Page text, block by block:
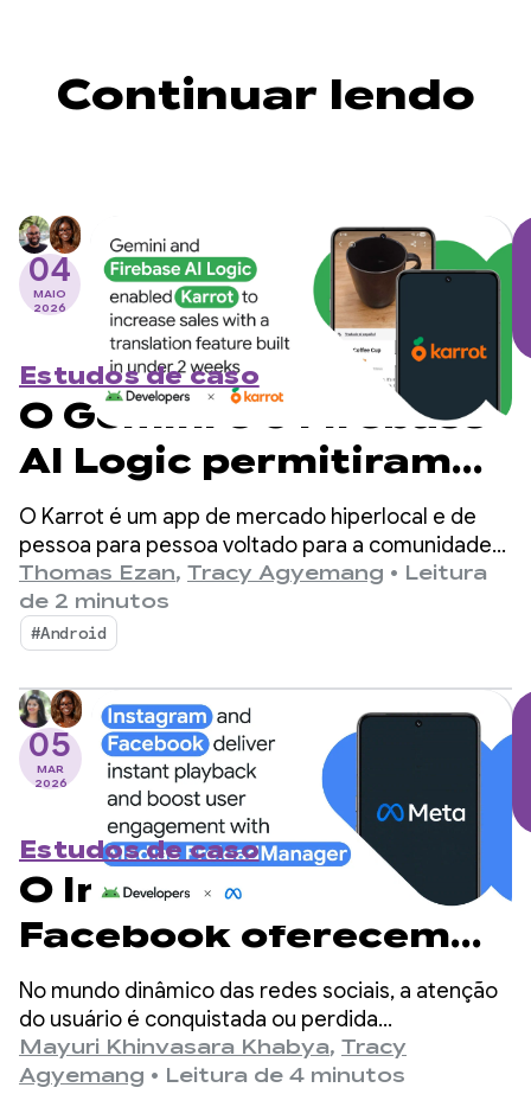
Continuar lendo
04
MAIO
2026
Estudos de caso
O Gemini e o Firebase
AI Logic permitiram
que a Karrot
aumentasse as
vendas com um
recurso de tradução
integrado em menos
de duas semanas
O Karrot é um app de mercado hiperlocal e de
pessoa para pessoa voltado para a comunidade
que permite aos usuários comprar, vender e
trocar itens com outros usuários verificados.
Desde o lançamento na Coreia do Sul em 2015, a
plataforma se expandiu para mercados globais,
acumulando mais de 43 milhões de usuários
registrados.
Thomas Ezan, Tracy Agyemang • Leitura
de 2 minutos
#Android
05
MAR
2026
Estudos de caso
O Instagram e o
Facebook oferecem
reprodução
instantânea e
aumentam o
No mundo dinâmico das redes sociais, a atenção
do usuário é conquistada ou perdida
rapidamente. Os apps da Meta (Facebook e
Instagram) estão entre as maiores plataformas
Mayuri Khinvasara Khabya, Tracy
Agyemang • Leitura de 4 minutos